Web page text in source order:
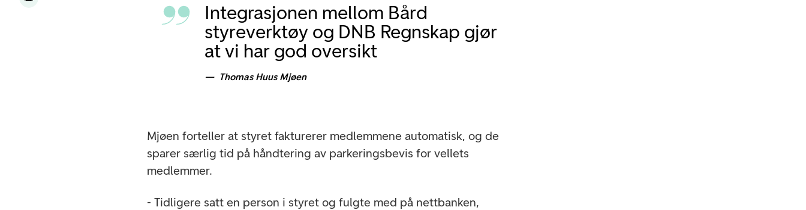
Integrasjonen mellom Bård
styreverktøy og DNB Regnskap gjør
at vi har god oversikt
Thomas Huus Mjøen
Mjøen forteller at styret fakturerer medlemmene automatisk, og de
sparer særlig tid på håndtering av parkeringsbevis for vellets
medlemmer.
- Tidligere satt en person i styret og fulgte med på nettbanken,